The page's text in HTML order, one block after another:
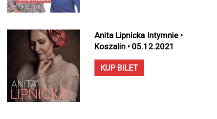
Anita Lipnicka Intymnie •
Koszalin • 05.12.2021
KUP BILET